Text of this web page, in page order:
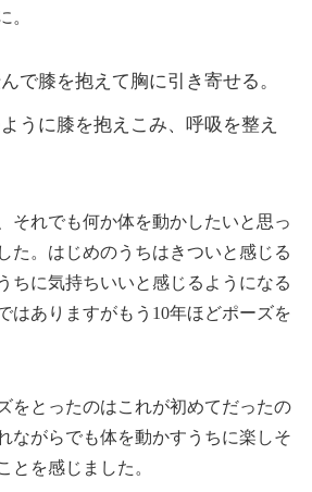
。
で膝を抱えて胸に引き寄せる。
うに膝を抱えこみ、呼吸を整え
それでも何か体を動かしたいと思っ
た。はじめのうちはきついと感じる
ちに気持ちいいと感じるようになる
はありますがもう10年ほどポーズを
をとったのはこれが初めてだったの
ながらでも体を動かすうちに楽しそ
とを感じました。